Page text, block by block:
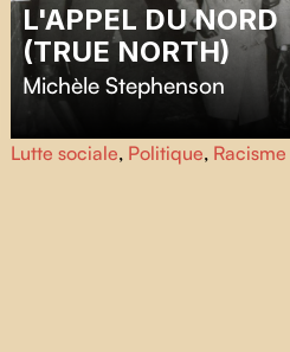
L'APPEL DU NORD
(TRUE NORTH)
Michèle Stephenson
Le documentaire émouvant de
concentre sur les manifestations
Lutte sociale, Politique, Racisme